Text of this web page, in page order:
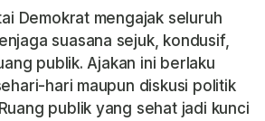
Demokrat mengajak seluruh
suasana sejuk, kondusif,
publik. Ajakan ini berlaku
hari maupun diskusi politik
publik yang sehat jadi kunci